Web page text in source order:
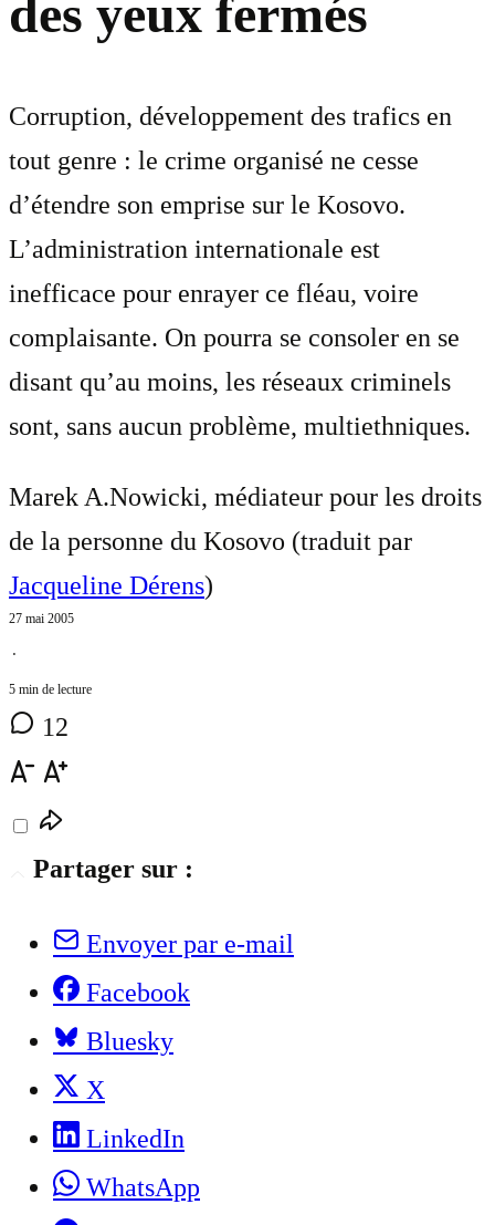
des yeux fermés
Corruption, développement des trafics en
tout genre : le crime organisé ne cesse
d’étendre son emprise sur le Kosovo.
L’administration internationale est
inefficace pour enrayer ce fléau, voire
complaisante. On pourra se consoler en se
disant qu’au moins, les réseaux criminels
sont, sans aucun problème, multiethniques.
Marek A.Nowicki, médiateur pour les droits
de la personne du Kosovo (traduit par
Jacqueline Dérens)
27 mai 2005
⋅
5 min de lecture
12
Partager sur :
Envoyer par e-mail
Facebook
Bluesky
X
LinkedIn
WhatsApp